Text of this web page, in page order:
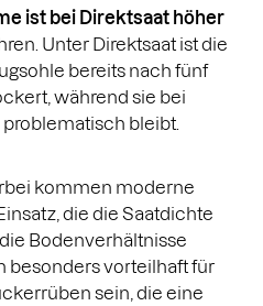
ist bei Direktsaat höher
Unter Direktsaat ist die
bereits nach fünf
während sie bei
bleibt.
kommen moderne
die die Saatdichte
Bodenverhältnisse
besonders vorteilhaft für
sein, die eine